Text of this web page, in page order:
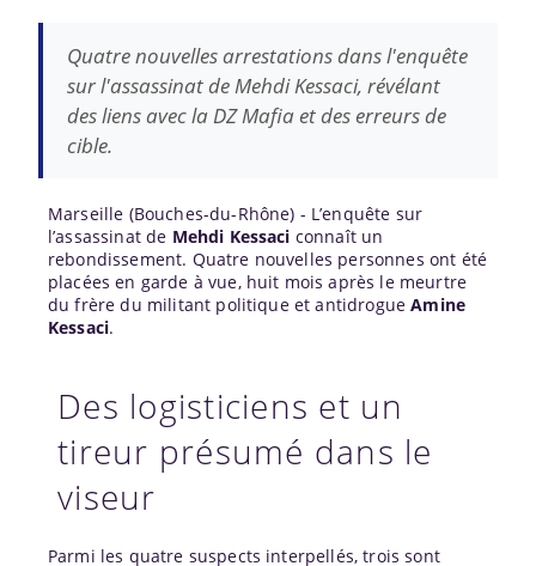
Quatre nouvelles arrestations dans l'enquête
sur l'assassinat de Mehdi Kessaci, révélant
des liens avec la DZ Mafia et des erreurs de
cible.
Marseille (Bouches-du-Rhône) - L’enquête sur
l’assassinat de Mehdi Kessaci connaît un
rebondissement. Quatre nouvelles personnes ont été
placées en garde à vue, huit mois après le meurtre
du frère du militant politique et antidrogueAmine
Kessaci.
Des logisticiens et un
tireur présumé dans le
viseur
Parmi les quatre suspects interpellés, trois sont